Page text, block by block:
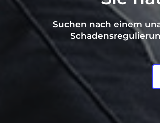
Suchen nach einem